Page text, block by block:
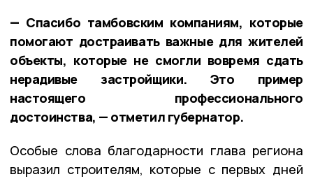
— Спасибо тамбовским компаниям, которые
помогают достраивать важные для жителей
объекты, которые не смогли вовремя сдать
нерадивые застройщики. Это пример
настоящего профессионального
достоинства, — отметил губернатор.
Особые слова благодарности глава региона
выразил строителям, которые с первых дней